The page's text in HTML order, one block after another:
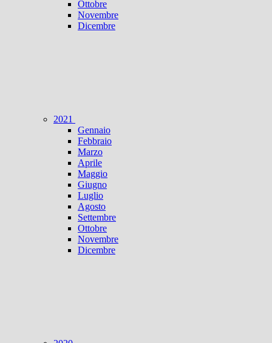
Ottobre
Novembre
Dicembre
2021
Gennaio
Febbraio
Marzo
Aprile
Maggio
Giugno
Luglio
Agosto
Settembre
Ottobre
Novembre
Dicembre